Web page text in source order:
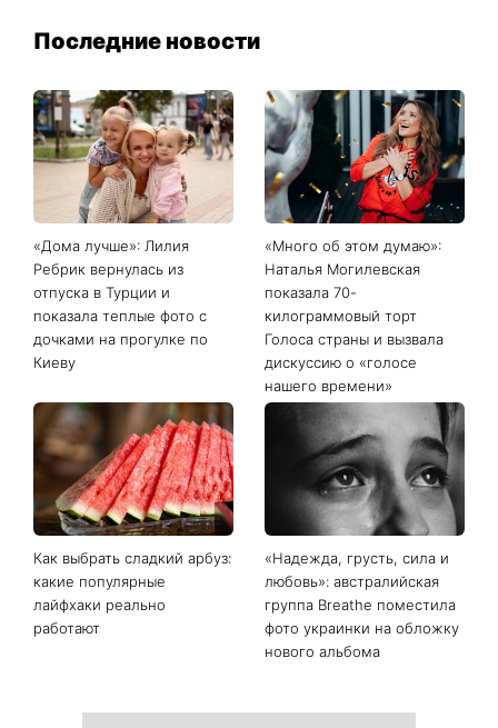
Последние новости
«Дома лучше»: Лилия
Ребрик вернулась из
отпуска в Турции и
показала теплые фото с
дочками на прогулке по
Киеву
«Много об этом думаю»:
Наталья Могилевская
показала 70-
килограммовый торт
Голоса страны и вызвала
дискуссию о «голосе
нашего времени»
Как выбрать сладкий арбуз:
какие популярные
лайфхаки реально
работают
«Надежда, грусть, сила и
любовь»: австралийская
группа Breathe поместила
фото украинки на обложку
нового альбома